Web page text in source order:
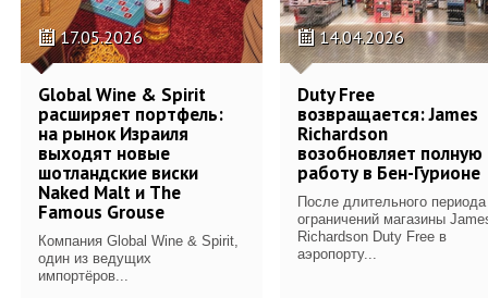
17.05.2026
Global Wine & Spirit
расширяет портфель:
на рынок Израиля
выходят новые
шотландские виски
Naked Malt и The
Famous Grouse
Компания Global Wine & Spirit,
один из ведущих
импортёров...
14.04.2026
Duty Free
возвращается: James
Richardson
возобновляет полную
работу в Бен-Гурионе
После длительного периода
ограничений магазины
Richardson Duty Free в
аэропорту...